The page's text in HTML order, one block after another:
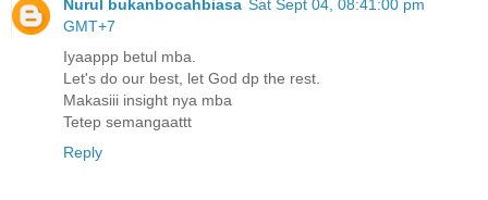
Nurul bukanbocahbiasa Sat Sept 04, 08:41:00 pm
GMT+7
Iyaappp betul mba.
Let's do our best, let God dp the rest.
Makasiii insight nya mba
Tetep semangaattt
Reply